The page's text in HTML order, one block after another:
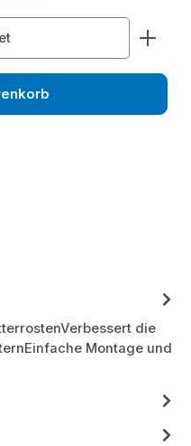
gewünschten Wert
die
Montage und